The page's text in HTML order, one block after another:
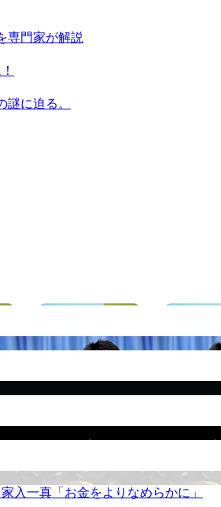
専門家が解説
に迫る。
入一真「お金をよりなめらかに」